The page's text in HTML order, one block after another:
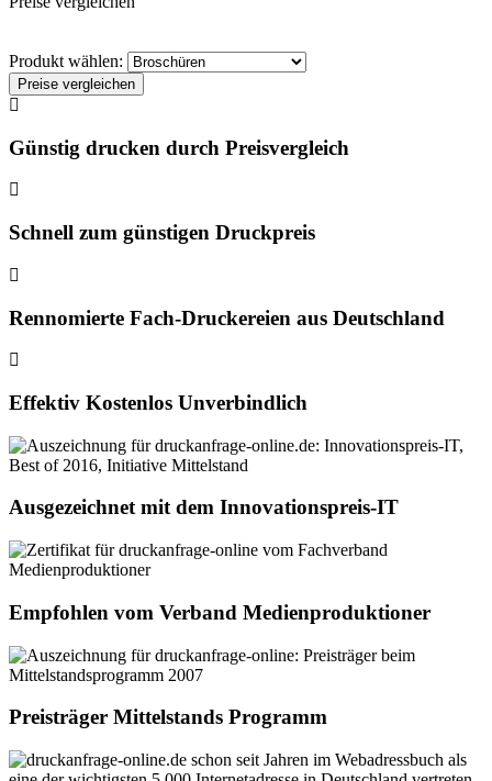
Produkt wählen:
Preise vergleichen
Günstig drucken durch Preisvergleich
Schnell zum günstigen Druckpreis
Rennomierte Fach-Druckereien aus Deutschland
Effektiv Kostenlos Unverbindlich
Ausgezeichnet mit dem Innovationspreis-IT
Empfohlen vom Verband Medienproduktioner
Preisträger Mittelstands Programm